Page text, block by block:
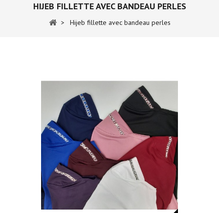
HIJEB FILLETTE AVEC BANDEAU PERLES
> Hijeb fillette avec bandeau perles